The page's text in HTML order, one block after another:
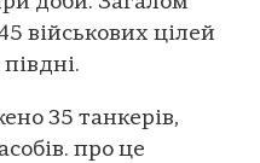
військових цілей
35 танкерів,
про це